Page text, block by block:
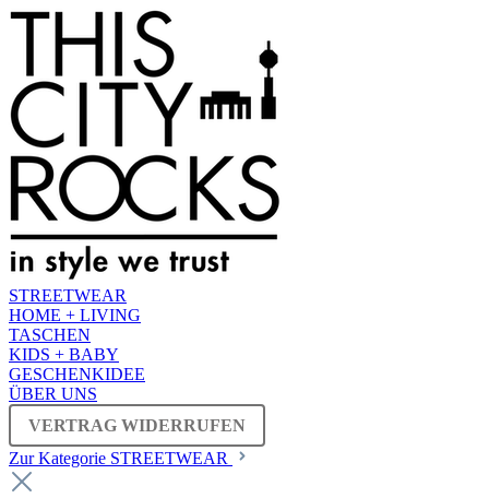
STREETWEAR
HOME + LIVING
TASCHEN
KIDS + BABY
GESCHENKIDEE
ÜBER UNS
VERTRAG WIDERRUFEN
Zur Kategorie STREETWEAR